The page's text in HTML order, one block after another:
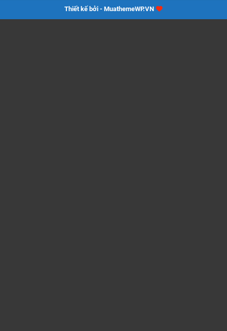
Thiết kế bởi - MuathemeWP.VN